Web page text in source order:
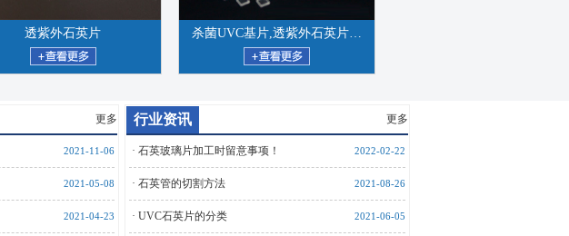
透紫外石英片 杀菌UVC基片,透紫外石英片…
更多
2021-11-06
2021-05-08
2021-04-23
行业资讯 更多
2022-02-22
· 石英玻璃片加工时留意事项！
2021-08-26
· 石英管的切割方法
2021-06-05
· UVC石英片的分类